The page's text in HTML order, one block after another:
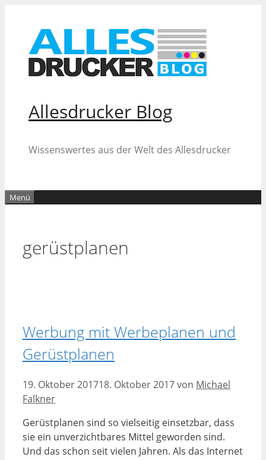
springen
Allesdrucker Blog
Wissenswertes aus der Welt des Allesdrucker
Menü
gerüstplanen
Werbung mit Werbeplanen und
Gerüstplanen
19. Oktober 201718. Oktober 2017von Michael
Falkner
Gerüstplanen sind so vielseitig einsetzbar, dass
sie ein unverzichtbares Mittel geworden sind.
Und das schon seit vielen Jahren. Als das Internet